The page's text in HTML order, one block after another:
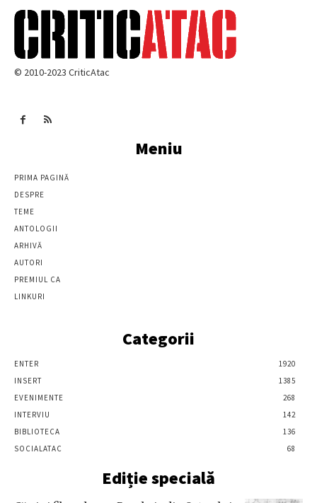
© 2010-2023 CriticAtac
Meniu
PRIMA PAGINĂ
DESPRE
TEME
ANTOLOGII
ARHIVĂ
AUTORI
PREMIUL CA
LINKURI
Categorii
ENTER
1920
INSERT
1385
EVENIMENTE
268
INTERVIU
142
BIBLIOTECA
136
SOCIALATAC
68
Ediție specială